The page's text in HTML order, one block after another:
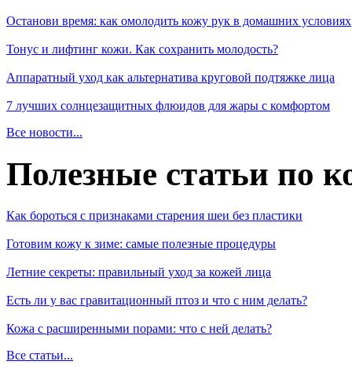
Останови время: как омолодить кожу рук в домашних условиях
Тонус и лифтинг кожи. Как сохранить молодость?
Аппаратный уход как альтернатива круговой подтяжке лица
7 лучших солнцезащитных флюидов для жары с комфортом
Все новости...
Полезные статьи по
Как бороться с признаками старения шеи без пластики
Готовим кожу к зиме: самые полезные процедуры
Летние секреты: правильный уход за кожей лица
Есть ли у вас гравитационный птоз и что с ним делать?
Кожа с расширенными порами: что с ней делать?
Все статьи...